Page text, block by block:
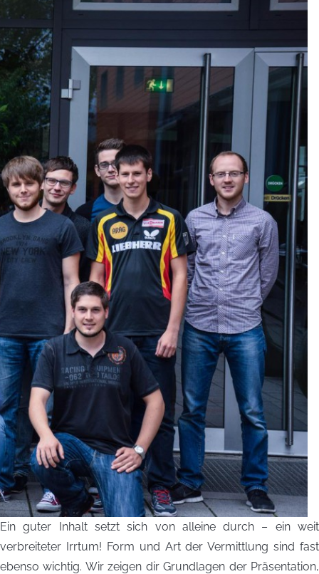
Ein guter Inhalt setzt sich von alleine durch – ein weit
verbreiteter Irrtum! Form und Art der Vermittlung sind fast
ebenso wichtig. Wir zeigen dir Grundlagen der Präsentation,